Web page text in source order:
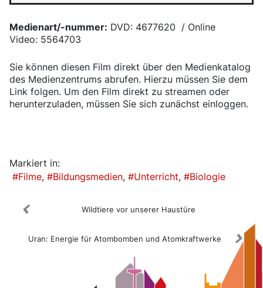
Medienart/-nummer: DVD: 4677620 / Online
Video: 5564703
Sie können diesen Film direkt über den Medienkatalog
des Medienzentrums abrufen. Hierzu müssen Sie dem
Link folgen. Um den Film direkt zu streamen oder
herunterzuladen, müssen Sie sich zunächst einloggen.
Markiert in:
Filme
Bildungsmedien Unterricht Biologie
Wildtiere vor unserer Haustüre
Uran: Energie für Atombomben und Atomkraftwerke